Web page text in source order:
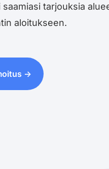
tarjouksia
aloitukseen.
->